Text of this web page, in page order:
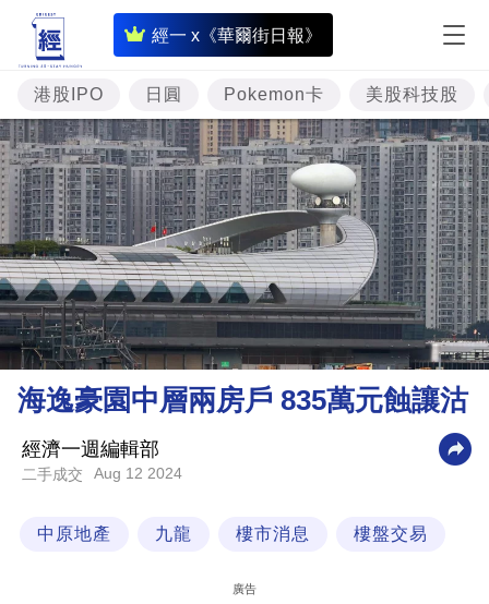
經一 x《華爾街日報》
即
時
財
經
專
題
投
資
樓
市
理
財
商
業
港股IPO 日圓 Pokemon卡 美股科技股
海逸豪園中層兩房戶 835萬元蝕讓沽
經濟一週編輯部
二手成交 Aug 12 2024
中原地產 九龍 樓市消息 樓盤交易
廣告